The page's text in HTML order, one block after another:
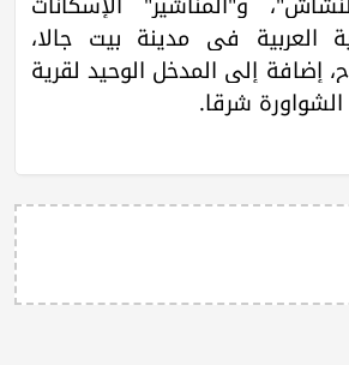
العربية في مدينة بيت جالا،
إضافة إلى المدخل الوحيد لقرية
شرقا.